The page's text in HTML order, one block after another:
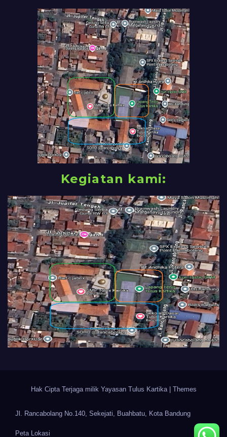
Kegiatan kami:
Hak Cipta Terjaga milik Yayasan Tulus Kartika Themes
Jl. Rancabolang No.140, Sekejati, Buahbatu, Kota Bandung
Peta Lokasi